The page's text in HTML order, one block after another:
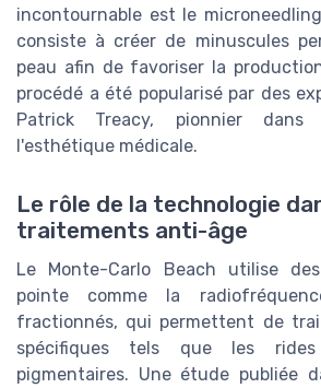
incontournable est le
consiste à créer de minuscules
peau afin de favoriser la
procédé a été popularisé par des
Patrick Treacy, pionnier
l'esthétique médicale.
Le rôle de la technologie
traitements anti-âge
Le Monte-Carlo Beach utilise
pointe comme la
fractionnés, qui permettent de
spécifiques tels que les
pigmentaires. Une étude publiée